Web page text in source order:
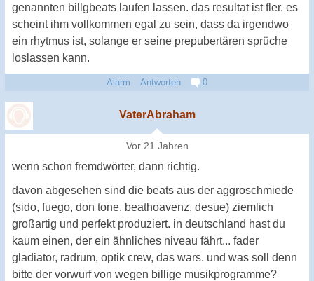
genannten billgbeats laufen lassen. das resultat ist fler. es
scheint ihm vollkommen egal zu sein, dass da irgendwo
ein rhytmus ist, solange er seine prepubertären sprüche
loslassen kann.
Alarm Antworten 0
VaterAbraham
Vor 21 Jahren
wenn schon fremdwörter, dann richtig.
davon abgesehen sind die beats aus der aggroschmiede
(sido, fuego, don tone, beathoavenz, desue) ziemlich
großartig und perfekt produziert. in deutschland hast du
kaum einen, der ein ähnliches niveau fährt... fader
gladiator, radrum, optik crew, das wars. und was soll denn
bitte der vorwurf von wegen billige musikprogramme?